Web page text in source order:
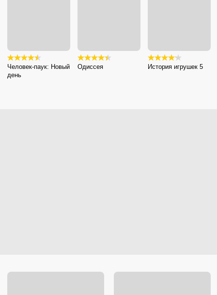
Человек-паук: Новый
день
Одиссея История игрушек 5